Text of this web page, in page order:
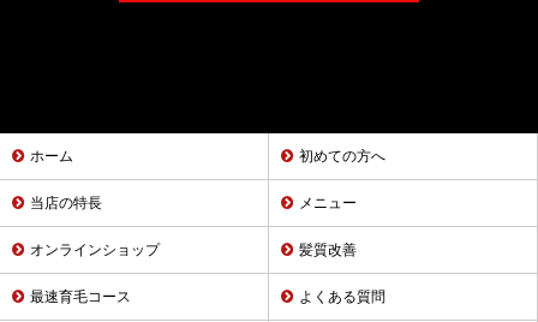
ホーム 初めての方へ
当店の特長 メニュー
オンラインショップ 髪質改善
最速育毛コース よくある質問